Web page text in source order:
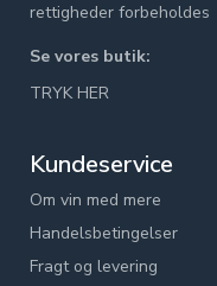
rettigheder forbeholdes
Se vores butik:
TRYK HER
Kundeservice
Om vin med mere
Handelsbetingelser
Fragt og levering